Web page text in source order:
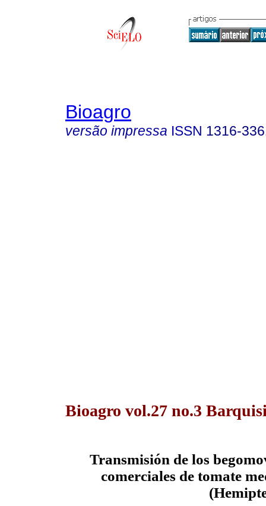
Bioagro
versão impressa ISSN 1316-
Bioagro vol.27 no.3
Transmisión de los
comerciales de tomate
(